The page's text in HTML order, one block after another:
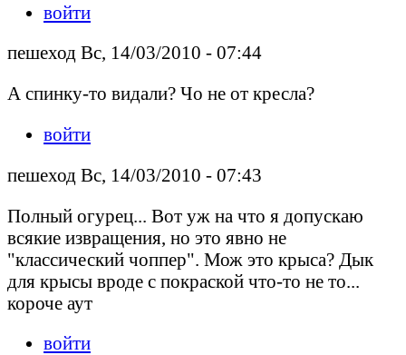
войти
пешеход Вс, 14/03/2010 - 07:44
А спинку-то видали? Чо не от кресла?
войти
пешеход Вс, 14/03/2010 - 07:43
Полный огурец... Вот уж на что я допускаю
всякие извращения, но это явно не
"классический чоппер". Мож это крыса? Дык
для крысы вроде с покраской что-то не то...
короче аут
войти